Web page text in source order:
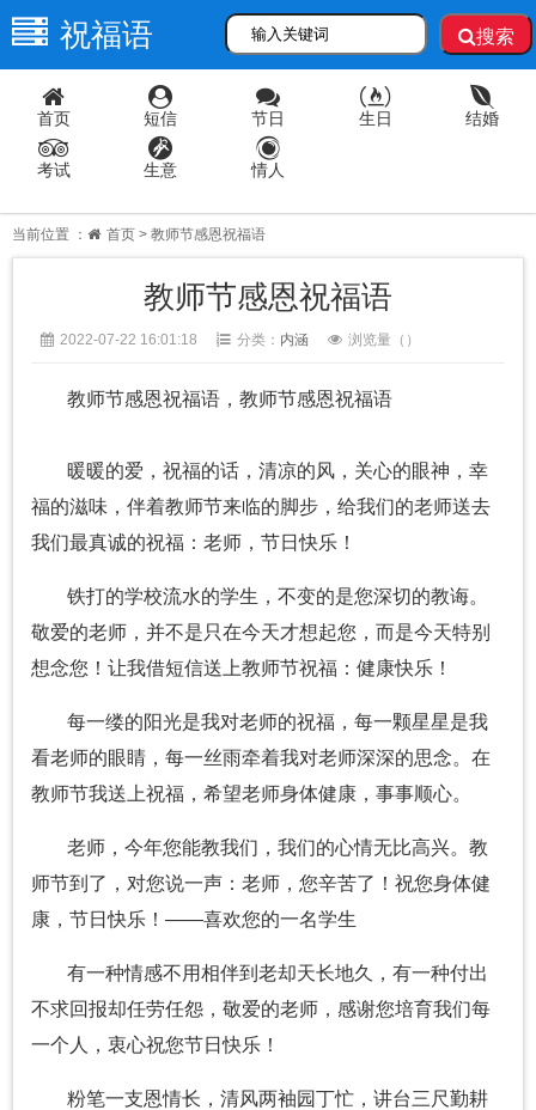
祝福语 搜索
首页 短信 节日 生日 结婚
考试 生意 情人
当前位置 ： 首页 > 教师节感恩祝福语
教师节感恩祝福语
2022-07-22 16:01:18 分类： 内涵 浏览量（ ）
教师节感恩祝福语，教师节感恩祝福语
暖暖的爱，祝福的话，清凉的风，关心的眼神，幸
福的滋味，伴着教师节来临的脚步，给我们的老师送去
我们最真诚的祝福：老师，节日快乐！
铁打的学校流水的学生，不变的是您深切的教诲。
敬爱的老师，并不是只在今天才想起您，而是今天特别
想念您！让我借短信送上教师节祝福：健康快乐！
每一缕的阳光是我对老师的祝福，每一颗星星是我
看老师的眼睛，每一丝雨牵着我对老师深深的思念。在
教师节我送上祝福，希望老师身体健康，事事顺心。
老师，今年您能教我们，我们的心情无比高兴。教
师节到了，对您说一声：老师，您辛苦了！祝您身体健
康，节日快乐！——喜欢您的一名学生
有一种情感不用相伴到老却天长地久，有一种付出
不求回报却任劳任怨，敬爱的老师，感谢您培育我们每
一个人，衷心祝您节日快乐！
粉笔一支恩情长，清风两袖园丁忙，讲台三尺勤耕